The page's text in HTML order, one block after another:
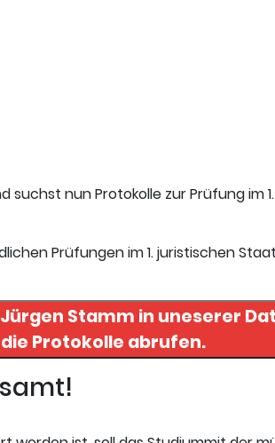
suchst nun Protokolle zur Prüfung im
Prüfungen im 1. juristischen
Stamm in uneserer
Protokolle abrufen.